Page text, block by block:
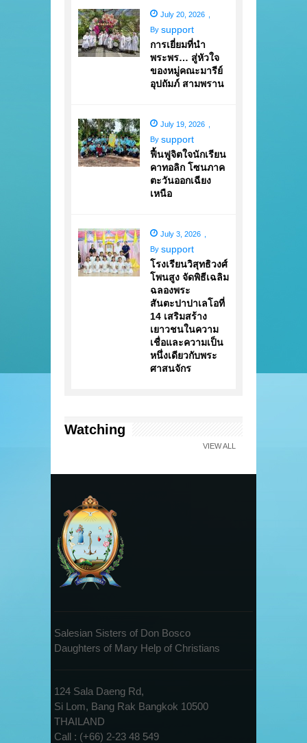
July 20, 2026
By support
การเยี่ยมที่นำ
พระพร… สู่หัวใจ
ของหมู่คณะมารีย์
อุปถัมภ์ สามพราน
July 19, 2026
By support
ฟื้นฟูจิตใจนักเรียน
คาทอลิก โซนภาค
ตะวันออกเฉียง
เหนือ
July 3, 2026
By support
โรงเรียนวิสุทธิวงศ์
โพนสูง จัดพิธีเฉลิม
ฉลองพระ
สันตะปาปาเลโอที่
14 เสริมสร้าง
เยาวชนในความ
เชื่อและความเป็น
หนึ่งเดียวกับพระ
ศาสนจักร
Watching
VIEW ALL
Salesian Sisters of Don Bosco
Daughters of Mary Help of Christians
124 Sala Daeng Rd,
Si Lom, Bang Rak Bangkok 10500
THAILAND
Call : (+66) 2-23 48 549